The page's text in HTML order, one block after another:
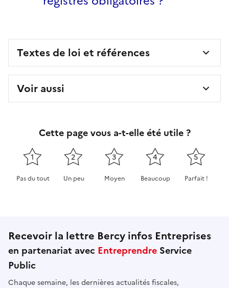
Textes de loi et références
Voir aussi
Cette page vous a-t-elle été utile ?
1
Pas du tout
2
Un peu
3
Moyen
4
Beaucoup
5
Parfait !
Recevoir la lettre Bercy infos Entreprises
en partenariat avec Entreprendre Service
Public
Chaque semaine, les dernières actualités fiscales,